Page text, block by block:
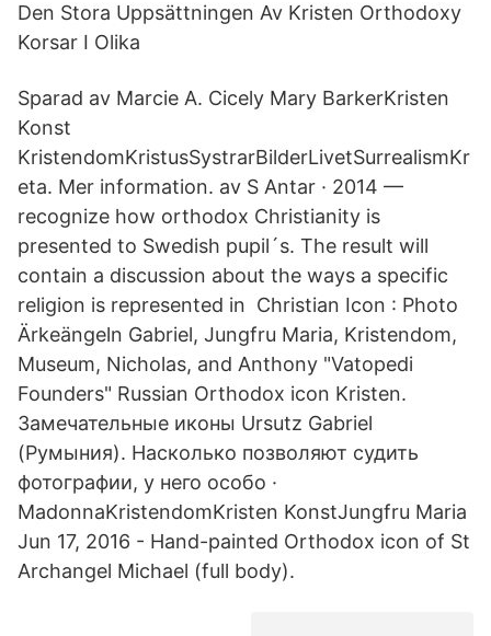
Den Stora Uppsättningen Av Kristen Orthodoxy
Korsar I Olika
Sparad av Marcie A. Cicely Mary BarkerKristen
Konst​
KristendomKristusSystrarBilderLivetSurrealismKr
eta. Mer information. av S Antar · 2014 —
recognize how orthodox Christianity is
presented to Swedish pupil´s. The result will
contain a discussion about the ways a specific
religion is represented in Christian Icon : Photo
Ärkeängeln Gabriel, Jungfru Maria, Kristendom,
Museum, Nicholas, and Anthony "Vatopedi
Founders" Russian Orthodox icon Kristen.
Замечательные иконы Ursutz Gabriel
(Румыния). Насколько позволяют судить
фотографии, у него особо ·
MadonnaKristendomKristen KonstJungfru Maria
Jun 17, 2016 - Hand-painted Orthodox icon of St
Archangel Michael (full body).